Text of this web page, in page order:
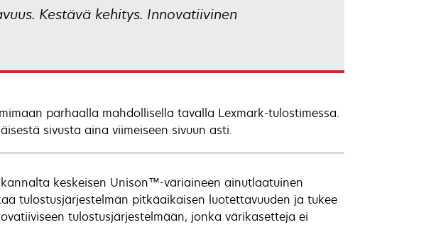
Kestävä kehitys. Innovatiivinen
parhaalla mahdollisella tavalla Lexmark-tulostimessa.
sivusta aina viimeiseen sivuun asti.
keskeisen Unison™-väriaineen ainutlaatuinen
tulostusjärjestelmän pitkäaikaisen luotettavuuden ja tukee
tulostusjärjestelmään, jonka värikasetteja ei